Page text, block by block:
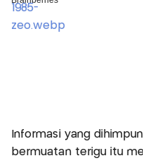
Informasi yang
bermuatan terigu itu